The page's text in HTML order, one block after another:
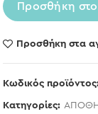
Προσθήκη
Προσθήκη στα
Κωδικός
Κατηγορίες: